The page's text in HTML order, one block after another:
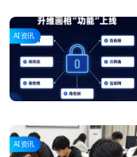
AI资讯
AI资讯